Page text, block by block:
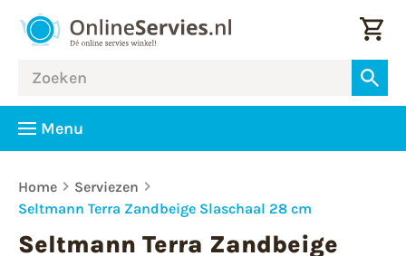
Menu
Home
Serviezen
Seltmann Terra Zandbeige Slaschaal 28 cm
Seltmann Terra Zandbeige